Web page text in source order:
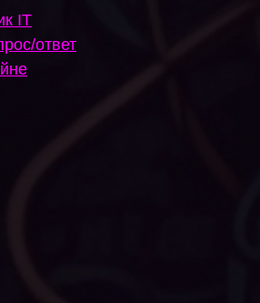
IT
ответ